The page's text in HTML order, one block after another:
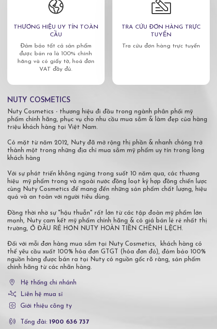
THƯƠNG HIỆU UY TÍN TOÀN
CẦU
Đảm bảo tất cả sản phẩm
được bán ra là 100% chính
hãng và có giấy tờ, hoá đơn
VAT đầy đủ.
TRA CỨU ĐƠN HÀNG TRỰC
TUYẾN
Tra cứu đơn hàng trực tuyến
NUTY COSMETICS
Nuty Cosmetics - thương hiệu đi đầu trong ngành phân phối mỹ
phẩm chính hãng, phục vụ cho nhu cầu mua sắm & làm đẹp của hàng
triệu khách hàng tại Việt Nam.
Có mặt từ năm 2012, Nuty đã mở rộng thị phần & nhanh chóng trở
thành một trong những địa chỉ mua sắm mỹ phẩm uy tín trong lòng
khách hàng
Với sự phát triển không ngừng trong suốt 10 năm qua, các thương
hiệu mỹ phẩm trong và ngoài nước đồng loạt ký hợp đồng chiến lược
cùng Nuty Cosmetics để mang đến những sản phẩm chất lượng, hiệu
quả và an toàn với người tiêu dùng.
Đồng thời nhờ sự "hậu thuẫn" rất lớn từ các tập đoàn mỹ phẩm lớn
mạnh, Nuty cam kết mỹ phẩm chính hãng & có giá bán lẻ rẻ nhất thị
trường, Ở ĐÂU RẺ HƠN NUTY HOÀN TIỀN CHÊNH LỆCH.
Đối với mỗi đơn hàng mua sắm tại Nuty Cosmetics, khách hàng có
thể yêu cầu xuất 100% hóa đơn GTGT (hóa đơn đỏ), đảm bảo 100%
nguồn hàng được bán ra tại Nuty có nguồn gốc rõ ràng, sản phẩm
chính hãng từ các nhãn hàng.
Hệ thống chi nhánh
Liên hệ mua sỉ
Giới thiệu công ty
Tổng đài: 1900 636 737